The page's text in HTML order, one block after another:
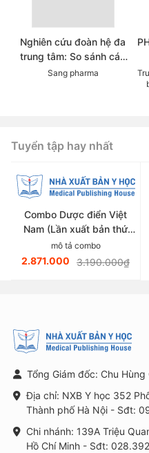
Nghiên cứu đoàn hệ đa
trung tâm: So sánh các
chẹn beta trong thực tế
Sang pharma
Tuyển tập hay nhất
Combo Dược điển Việt
Nam (Lần xuất bản thứ
sáu)
mô tả combo
2.871.000 3.190.000₫
Tổng Giám đốc: Chu Hùng
Địa chỉ: NXB Y học 352
Thành phố Hà Nội - Sđt:
Chi nhánh: 139A Triệu
Hồ Chí Minh - Sđt: